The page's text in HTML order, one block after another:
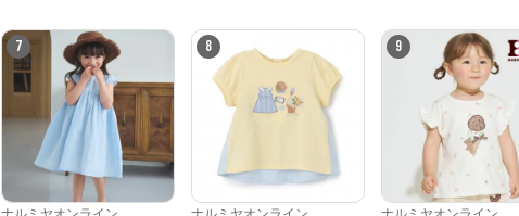
7 8 9
ナルミヤオンライン からのコメント
ナルミヤオンライン公式通販ショップ。人気子供服メゾピアノ、プティマイ
ン、ラブトキシック、アナスイミニ等、全ブランド、全商品をご覧いただけま
す。